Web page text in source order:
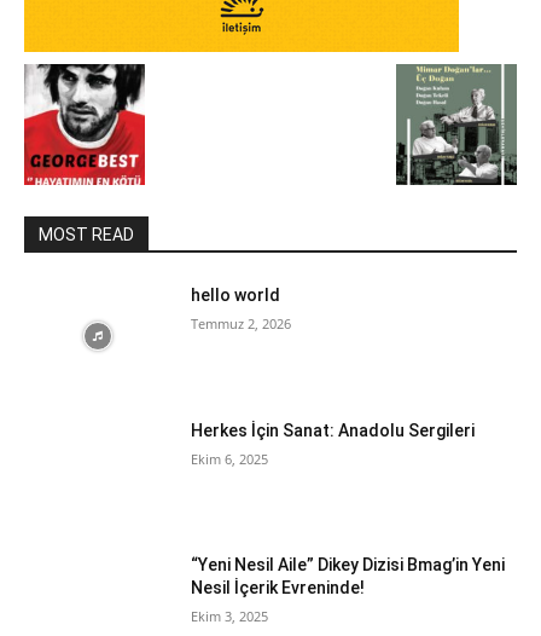
MOST READ
hello world
Temmuz 2, 2026
Herkes İçin Sanat: Anadolu Sergileri
Ekim 6, 2025
“Yeni Nesil Aile” Dikey Dizisi Bmag’in Yeni
Nesil İçerik Evreninde!
Ekim 3, 2025